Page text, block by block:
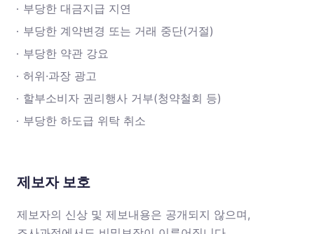
부당한 대금지급 지연
부당한 계약변경 또는 거래 중단(거절)
부당한 약관 강요
허위·과장 광고
할부소비자 권리행사 거부(청약철회 등)
부당한 하도급 위탁 취소
제보자 보호
제보자의 신상 및 제보내용은 공개되지 않으며,